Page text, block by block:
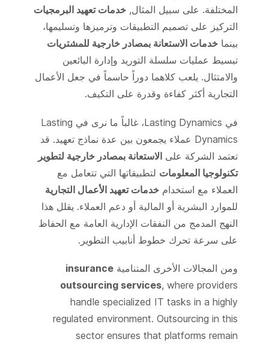
المختلفة. على سبيل المثال,خدمات تعهيد البرمجيات
التركيز على تصميم التطبيقات وترميزها وتسليمها،
بينماخدمات الاستعانة بمصادر خارجية للمشتريات
تبسيط عمليات سلسلة التوريد وإدارة البائعين
والامتثال. يلعب كلاهما دوراً حاسماً في جعل الأعمال
التجارية أكثر كفاءة وقدرة على التكيف.
في Lasting Dynamics، غالباً ما نرى في Lasting
Dynamics عملاء يجمعون بين عدة نماذج تعهيد. قد
تعتمد الشركة علىالاستعانة بمصادر خارجية لتطوير
تكنولوجيا المعلومات لتطبيقاتها التي تتعامل مع
العملاء مع استخدامخدمات تعهيد الأعمال التجارية
للموارد البشرية أو المالية أو دعم العملاء. يقلل هذا
النهج المدمج من النفقات الإدارية العامة مع الحفاظ
على سرعة تحرك خطوط أنابيب التطوير.
ومن المجالات الأخرى المتناميةinsurance
outsourcing services, where providers
handle specialized IT tasks in a highly
regulated environment. Outsourcing in this
sector ensures that platforms remain